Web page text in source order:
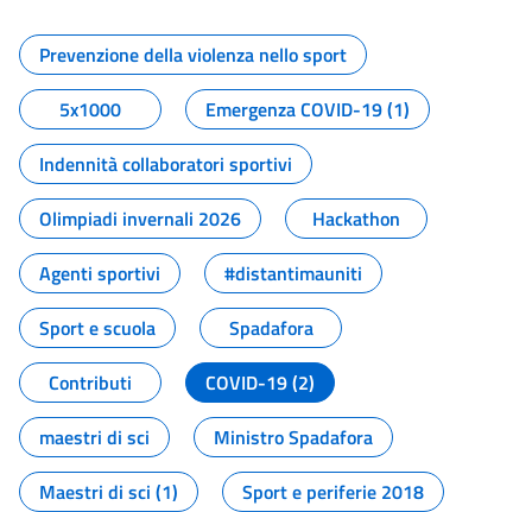
Tutti i contenuti della pagina
Prevenzione della violenza nello sport
5x1000
Emergenza COVID-19 (1)
Indennità collaboratori sportivi
Olimpiadi invernali 2026
Hackathon
Agenti sportivi
#distantimauniti
Sport e scuola
Spadafora
Contributi
COVID-19 (2)
maestri di sci
Ministro Spadafora
Maestri di sci (1)
Sport e periferie 2018